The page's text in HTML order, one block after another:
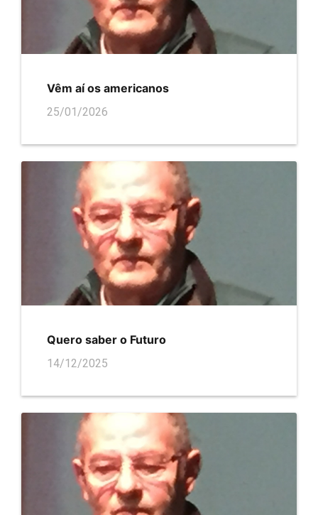
Vêm aí os americanos
25/01/2026
Quero saber o Futuro
14/12/2025